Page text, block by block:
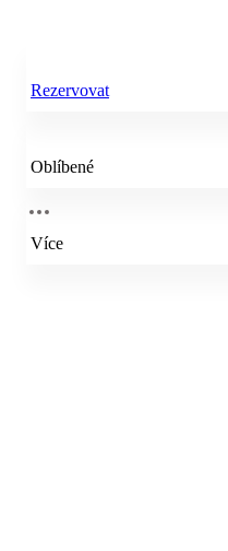
Rezervovat
Oblíbené
Více